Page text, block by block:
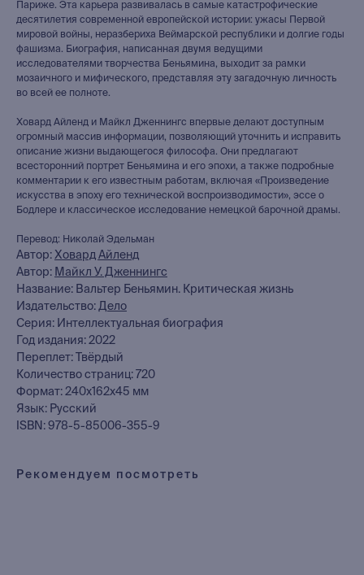
Париже. Эта карьера развивалась в самые катастрофические
десятилетия современной европейской истории: ужасы Первой
мировой войны, неразбериха Веймарской республики и долгие годы
фашизма. Биография, написанная двумя ведущими
исследователями творчества Беньямина, выходит за рамки
мозаичного и мифического, представляя эту загадочную личность
во всей ее полноте.
Ховард Айленд и Майкл Дженнингс впервые делают доступным
огромный массив информации, позволяющий уточнить и исправить
описание жизни выдающегося философа. Они предлагают
всесторонний портрет Беньямина и его эпохи, а также подробные
комментарии к его известным работам, включая «Произведение
искусства в эпоху его технической воспроизводимости», эссе о
Бодлере и классическое исследование немецкой барочной драмы.
Перевод: Николай Эдельман
Автор: Ховард Айленд
Автор: Майкл У. Дженнингс
Название: Вальтер Беньямин. Критическая жизнь
Издательство: Дело
Серия: Интеллектуальная биография
Год издания: 2022
Переплет: Твёрдый
Количество страниц: 720
Формат: 240x162x45 мм
Язык: Русский
ISBN: 978-5-85006-355-9
Рекомендуем посмотреть
книжный интернет-магазин
из Петербурга
Каталог
Выбор Бартлби
Редкости
Новинки
Издательская программа